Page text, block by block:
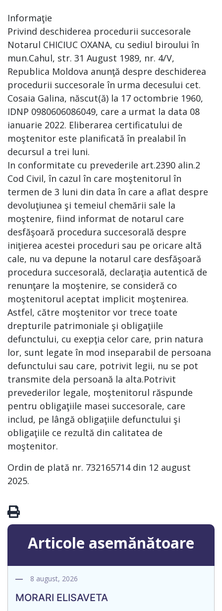
Informaţie
Privind deschiderea procedurii succesorale
Notarul CHICIUC OXANA, cu sediul biroului în
mun.Cahul, str. 31 August 1989, nr. 4/V,
Republica Moldova anunţă despre deschiderea
procedurii succesorale în urma decesului cet.
Cosaia Galina, născut(ă) la 17 octombrie 1960,
IDNP 0980606086049, care a urmat la data 08
ianuarie 2022. Eliberarea certificatului de
moştenitor este planificată în prealabil în
decursul a trei luni.
In conformitate cu prevederile art.2390 alin.2
Cod Civil, în cazul în care moştenitorul în
termen de 3 luni din data în care a aflat despre
devoluţiunea şi temeiul chemării sale la
moştenire, fiind informat de notarul care
desfăşoară procedura succesorală despre
iniţierea acestei proceduri sau pe oricare altă
cale, nu va depune la notarul care desfăşoară
procedura succesorală, declaraţia autentică de
renunţare la moştenire, se consideră со
moştenitorul aceptat implicit moştenirea.
Astfel, către moştenitor vor trece toate
drepturile patrimoniale şi obligaţiile
defunctului, cu exepţia celor care, prin natura
lor, sunt legate în mod inseparabil de persoana
defunctului sau care, potrivit legii, nu se pot
transmite dela persoană la alta.Potrivit
prevederilor legale, moştenitorul răspunde
pentru obligaţiile masei succesorale, care
includ, pe lângă obligaţiile defunctului şi
obligaţiile ce rezultă din calitatea de
moştenitor.
Ordin de plată nr. 732165714 din 12 august
2025.
Articole asemănătoare
8 august, 2026
MORARI ELISAVETA